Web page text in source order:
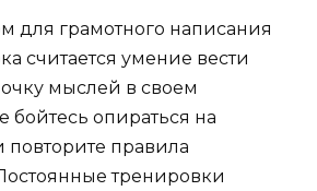
для грамотного написания
считается умение вести
мыслей в своем
бойтесь опираться на
правила
тренировки